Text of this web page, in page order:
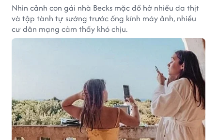
Nhìn cảnh con gái nhà Becks mặc đồ hở nhiều da thịt
và tập tành tự sướng trước ống kính máy ảnh, nhiều
cư dân mạng cảm thấy khó chịu.